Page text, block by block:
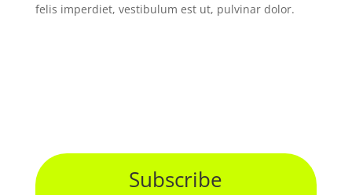
felis imperdiet, vestibulum est ut, pulvinar dolor.
Subscribe